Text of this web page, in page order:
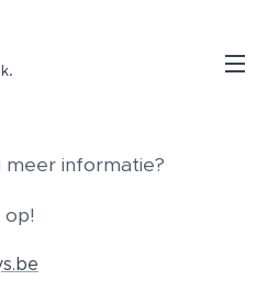
informatie?